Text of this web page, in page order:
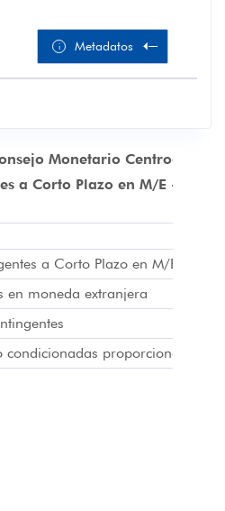
i Metadatos
Monetario
a Corto Plazo en M/E -
a Corto Plazo en M/E
en moneda extranjera
condicionadas proporcionadas